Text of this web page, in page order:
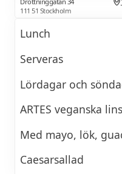
111 51 Stockholm
Lunch
Serveras
Lördagar och
ARTES veganska
Med mayo, lök,
Caesarsallad